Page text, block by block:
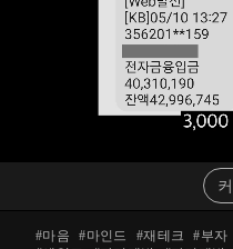
#마음 #마인드 #재테크 #부자